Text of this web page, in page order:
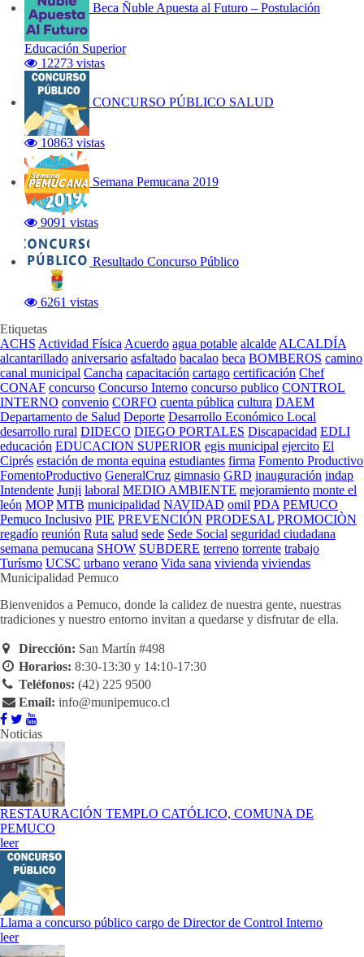
Beca Ñuble Apuesta al Futuro – Postulación
Educación Superior
12273 vistas
CONCURSO PÚBLICO SALUD
10863 vistas
Semana Pemucana 2019
9091 vistas
Resultado Concurso Público
6261 vistas
Etiquetas
ACHS Actividad FísicaAcuerdo agua potable alcaldeALCALDÍA
alcantarillado aniversario asfaltado bacalao beca BOMBEROS camino
canal municipal Cancha capacitación cartago certificación Chef
CONAF concurso Concurso Interno concurso publico CONTROL
INTERNO convenio CORFO cuenta pública cultura DAEM
Departamento de Salud Deporte Desarrollo Económico Local
desarrollo rural DIDECO DIEGO PORTALES Discapacidad EDLI
educación EDUCACION SUPERIOR egis municipal ejercito El
Ciprés estación de monta equina estudiantes firma Fomento Productivo
FomentoProductivo GeneralCruz gimnasio GRD inauguración indap
Intendente Junji laboral MEDIO AMBIENTE mejoramiento monte el
león MOP MTB municipalidad NAVIDAD omil PDA PEMUCO
Pemuco Inclusivo PIE PREVENCIÓN PRODESAL PROMOCIÒN
regadío reunión Ruta salud sede Sede Social seguridad ciudadana
semana pemucana SHOW SUBDERE terreno torrente trabajo
Turísmo UCSC urbano verano Vida sana vivienda viviendas
Municipalidad Pemuco
Bienvenidos a Pemuco, donde la calidez de nuestra gente, nuestras
tradiciones y nuestro entorno invitan a quedarse y disfrutar de ella.
Dirección: San Martín #498
Horarios: 8:30-13:30 y 14:10-17:30
Teléfonos: (42) 225 9500
Email: info@munipemuco.cl
Noticias
RESTAURACIÓN TEMPLO CATÓLICO, COMUNA DE
PEMUCO
leer
Llama a concurso público cargo de Director de Control Interno
leer